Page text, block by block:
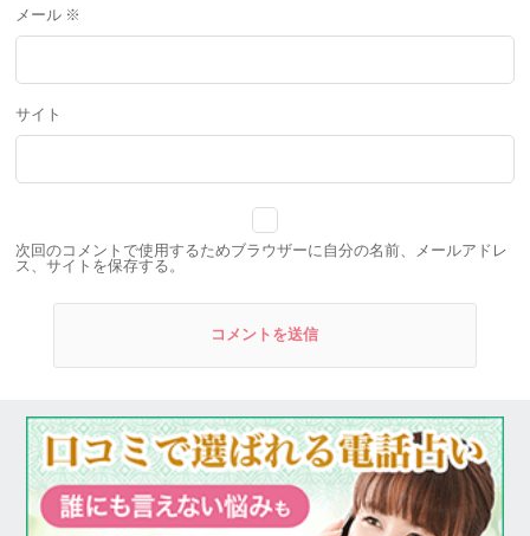
メール ※
サイト
次回のコメントで使用するためブラウザーに自分の名前、メールアドレ
ス、サイトを保存する。